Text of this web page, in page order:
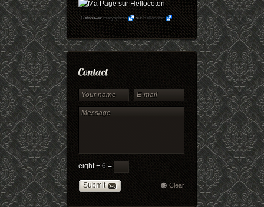
Retrouvezmaryophoto surHellocoton
eight − 6 =
Submit Clear